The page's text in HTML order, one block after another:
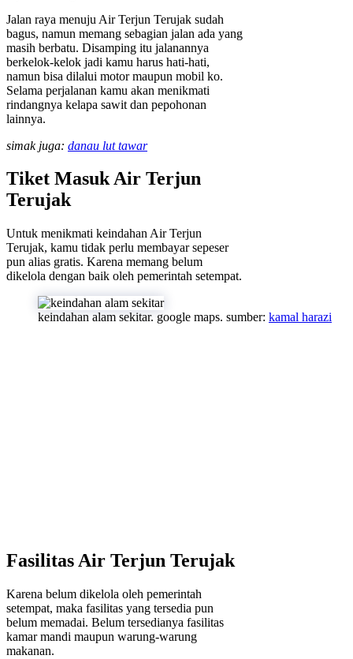
Jalan raya menuju Air Terjun Terujak sudah
bagus, namun memang sebagian jalan ada yang
masih berbatu. Disamping itu jalanannya
berkelok-kelok jadi kamu harus hati-hati,
namun bisa dilalui motor maupun mobil ko.
Selama perjalanan kamu akan menikmati
rindangnya kelapa sawit dan pepohonan
lainnya.
simak juga: danau lut tawar
Tiket Masuk Air Terjun
Terujak
Untuk menikmati keindahan Air Terjun
Terujak, kamu tidak perlu membayar sepeser
pun alias gratis. Karena memang belum
dikelola dengan baik oleh pemerintah setempat.
keindahan alam sekitar. google maps. sumber: kamal harazi
Fasilitas Air Terjun Terujak
Karena belum dikelola oleh pemerintah
setempat, maka fasilitas yang tersedia pun
belum memadai. Belum tersedianya fasilitas
kamar mandi maupun warung-warung
makanan.